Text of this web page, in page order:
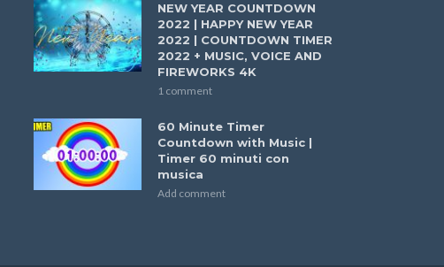
NEW YEAR COUNTDOWN
2022 | HAPPY NEW YEAR
2022 | COUNTDOWN TIMER
2022 + MUSIC, VOICE AND
FIREWORKS 4K
1 comment
60 Minute Timer
Countdown with Music |
Timer 60 minuti con
musica
Add comment